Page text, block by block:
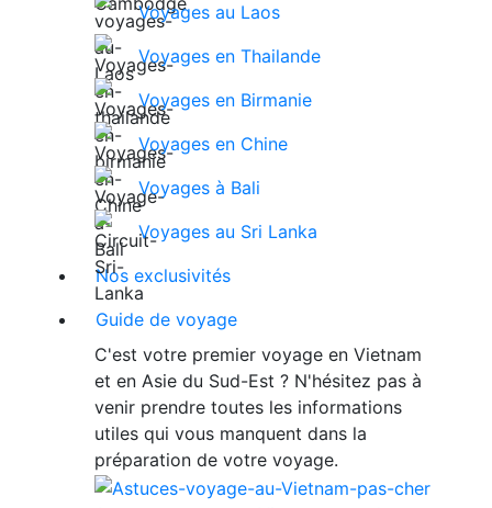
Voyages au Laos
Voyages en Thailande
Voyages en Birmanie
Voyages en Chine
Voyages à Bali
Voyages au Sri Lanka
Nos exclusivités
Guide de voyage
C'est votre premier voyage en Vietnam
et en Asie du Sud-Est ? N'hésitez pas à
venir prendre toutes les informations
utiles qui vous manquent dans la
préparation de votre voyage.